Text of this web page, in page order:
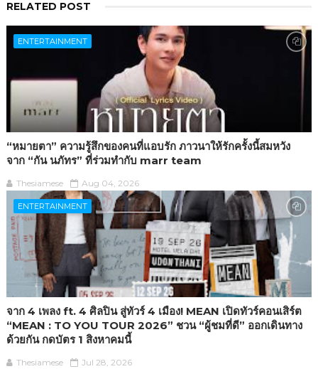
RELATED POST
ENTERTAINMENT
“หมายตา” ความรู้สึกของคนที่แอบรัก ภาวนาให้รักครั้งนี้สมหวัง
จาก “กัน นภัทร” ที่ร่วมทำกับ marr team
Thesiamese Aug 04, 2026
ENTERTAINMENT
จาก 4 เพลง ft. 4 ศิลปิน สู่ทัวร์ 4 เมือง! MEAN เปิดทัวร์คอนเสิร์ต
“MEAN : TO YOU TOUR 2026” ชวน “ผู้ชมที่ดี” ออกเดินทาง
ด้วยกัน กดบัตร 1 สิงหาคมนี้
Thesiamese Jul 28, 2026